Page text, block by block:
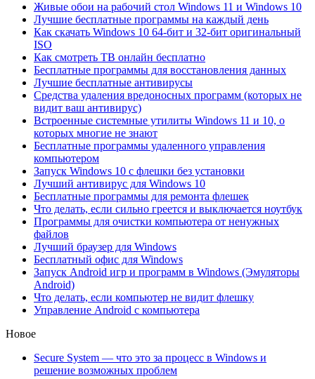
Живые обои на рабочий стол Windows 11 и Windows 10
Лучшие бесплатные программы на каждый день
Как скачать Windows 10 64-бит и 32-бит оригинальный
ISO
Как смотреть ТВ онлайн бесплатно
Бесплатные программы для восстановления данных
Лучшие бесплатные антивирусы
Средства удаления вредоносных программ (которых не
видит ваш антивирус)
Встроенные системные утилиты Windows 11 и 10, о
которых многие не знают
Бесплатные программы удаленного управления
компьютером
Запуск Windows 10 с флешки без установки
Лучший антивирус для Windows 10
Бесплатные программы для ремонта флешек
Что делать, если сильно греется и выключается ноутбук
Программы для очистки компьютера от ненужных
файлов
Лучший браузер для Windows
Бесплатный офис для Windows
Запуск Android игр и программ в Windows (Эмуляторы
Android)
Что делать, если компьютер не видит флешку
Управление Android с компьютера
Новое
Secure System — что это за процесс в Windows и
решение возможных проблем